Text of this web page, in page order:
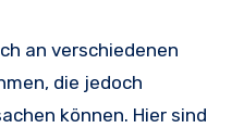
an verschiedenen
die jedoch
können. Hier sind